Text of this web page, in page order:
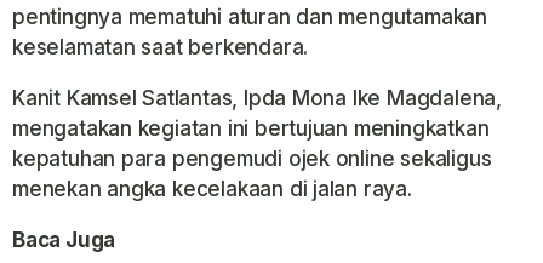
pentingnya mematuhi aturan dan mengutamakan
keselamatan saat berkendara.
Kanit Kamsel Satlantas, Ipda Mona Ike Magdalena,
mengatakan kegiatan ini bertujuan meningkatkan
kepatuhan para pengemudi ojek online sekaligus
menekan angka kecelakaan di jalan raya.
Baca Juga